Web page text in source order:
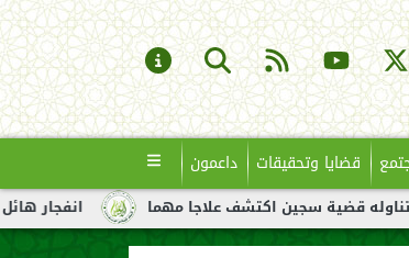
قضايا وتحقيقات داعمون
انفجار هائل لناقلة نفط اكتشف علاجا مهما